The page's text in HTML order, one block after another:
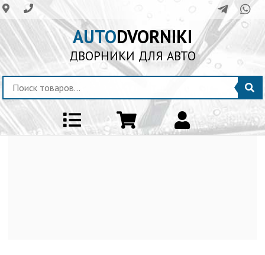
AUTODVORNIKI
ДВОРНИКИ ДЛЯ АВТО